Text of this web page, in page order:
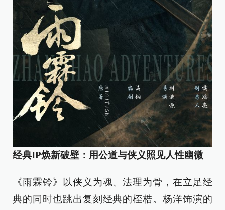
经典IP焕新破壁：用公道与侠义照见人性幽微
《雨霖铃》以侠义为魂、法理为骨，在立足经
典的同时也跳出复刻经典的桎梏。杨洋饰演的